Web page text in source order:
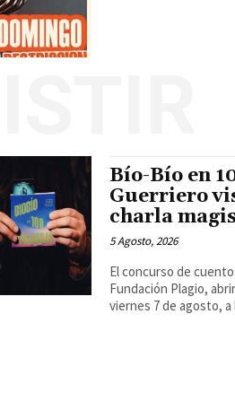
Bío-Bío en
Guerriero
charla
5 Agosto, 2026
El concurso de
Fundación Plagio,
viernes 7 de agosto, a